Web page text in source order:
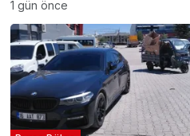
projesi eylülde başlıyor
1 gün önce